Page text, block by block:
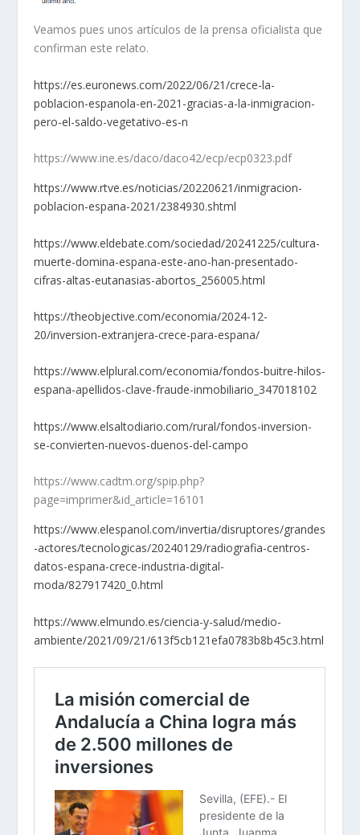
Veamos pues unos artículos de la prensa oficialista que
confirman este relato.
https://es.euronews.com/2022/06/21/crece-la-
poblacion-espanola-en-2021-gracias-a-la-inmigracion-
pero-el-saldo-vegetativo-es-n
https://www.ine.es/daco/daco42/ecp/ecp0323.pdf
https://www.rtve.es/noticias/20220621/inmigracion-
poblacion-espana-2021/2384930.shtml
https://www.eldebate.com/sociedad/20241225/cultura-
muerte-domina-espana-este-ano-han-presentado-
cifras-altas-eutanasias-abortos_256005.html
https://theobjective.com/economia/2024-12-
20/inversion-extranjera-crece-para-espana/
https://www.elplural.com/economia/fondos-buitre-hilos-
espana-apellidos-clave-fraude-inmobiliario_347018102
https://www.elsaltodiario.com/rural/fondos-inversion-
se-convierten-nuevos-duenos-del-campo
https://www.cadtm.org/spip.php?
page=imprimer&id_article=16101
https://www.elespanol.com/invertia/disruptores/grandes
-actores/tecnologicas/20240129/radiografia-centros-
datos-espana-crece-industria-digital-
moda/827917420_0.html
https://www.elmundo.es/ciencia-y-salud/medio-
ambiente/2021/09/21/613f5cb121efa0783b8b45c3.html